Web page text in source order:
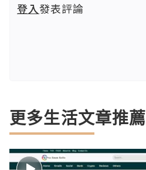
登入發表評論
更多生活文章推薦